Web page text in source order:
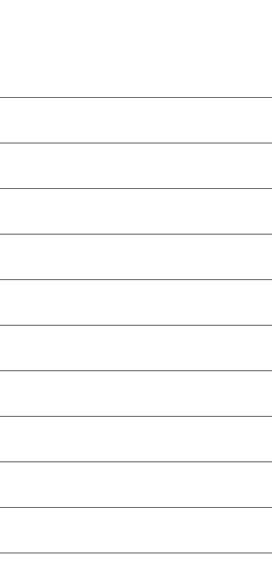
Добрич
Федерация Боснии и
Tbilisi
Ирбид
Castilla y León
Basilicata
Molise